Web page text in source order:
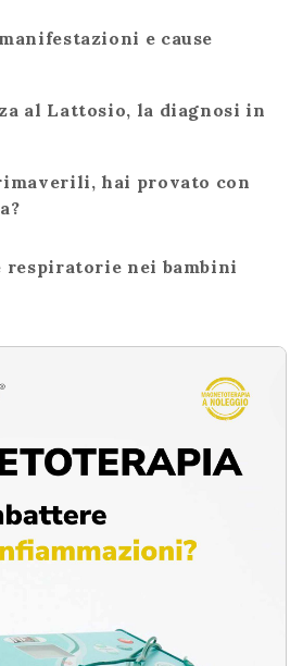
e cause
al Lattosio, la diagnosi in
hai provato con
respiratorie nei bambini